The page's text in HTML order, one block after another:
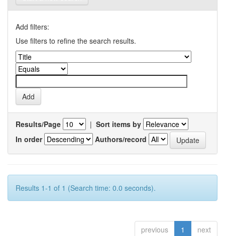
Add filters:
Use filters to refine the search results.
Results/Page | Sort items by
In order
Authors/record
Results 1-1 of 1 (Search time: 0.0 seconds).
previous 1 next